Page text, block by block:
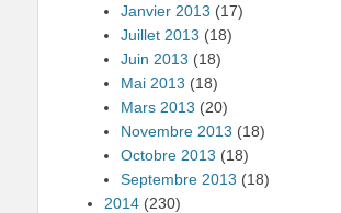
Janvier 2013 (17)
Juillet 2013 (18)
Juin 2013 (18)
Mai 2013 (18)
Mars 2013 (20)
Novembre 2013 (18)
Octobre 2013 (18)
Septembre 2013 (18)
2014 (230)